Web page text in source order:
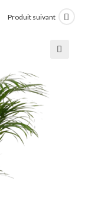
Produit suivant